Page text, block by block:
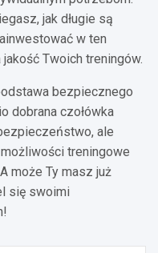
jak długie są
w ten
Twoich treningów.
bezpiecznego
dobrana czołówka
ale
treningowe
może Ty masz już
się swoimi